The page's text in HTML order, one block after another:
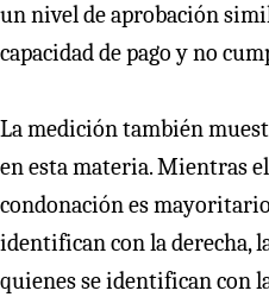
un nivel de aprobación
capacidad de pago y no
La medición también
en esta materia. Mientras
condonación es
identifican con la derecha,
quienes se identifican con